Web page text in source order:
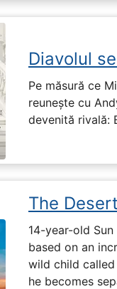
Diavolul
Pe măsură ce
reunește cu
devenită rivală:
The
14-year-old
based on an
wild child
he becomes